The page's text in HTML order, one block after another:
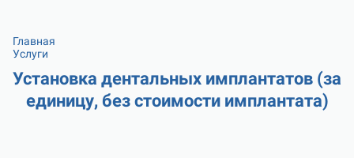
Главная
Услуги
Установка дентальных имплантатов (за
единицу, без стоимости имплантата)